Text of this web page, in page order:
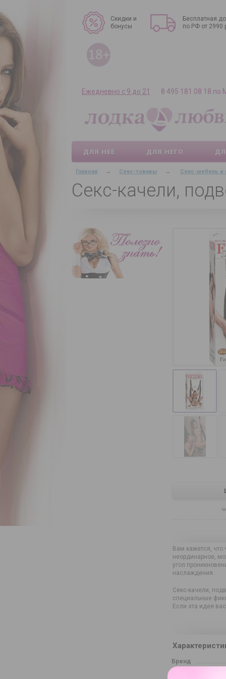
Скидки и
бонусы
Бесплатная
по РФ от 2990
Ежедневно с 9 до 21 8 495 181 08 18 по
ДЛЯ НЕЁ ДЛЯ НЕГО
Главная → Секс-товары → Секс-мебель и
Секс-качели,
Вам кажется, что
неординарное,
угол
наслаждения.
Секс-качели,
специальные
Если эта идея
Бренд